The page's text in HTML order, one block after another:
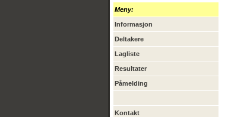
Meny:
Informasjon
Deltakere
Lagliste
Resultater
Påmelding
Kontakt